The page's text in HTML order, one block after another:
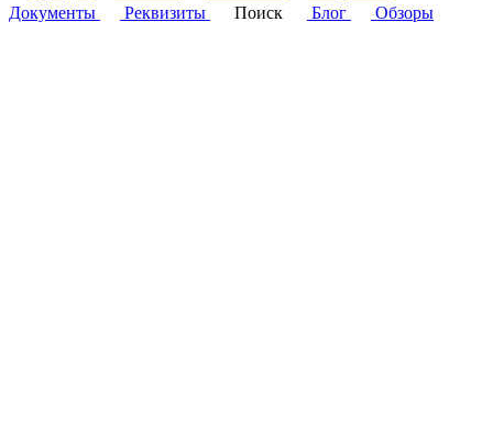
Документы
Реквизиты Поиск Блог Обзоры